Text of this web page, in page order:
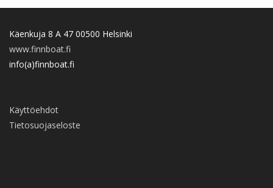
Käenkuja 8 A 47 00500 Helsinki
www.finnboat.fi
info(a)finnboat.fi
Käyttöehdot
Tietosuojaseloste